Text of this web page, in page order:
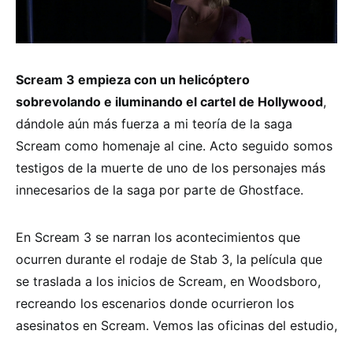
Scream 3 empieza con un helicóptero
sobrevolando e iluminando el cartel de Hollywood,
dándole aún más fuerza a mi teoría de la saga
Scream como homenaje al cine. Acto seguido somos
testigos de la muerte de uno de los personajes más
innecesarios de la saga por parte de Ghostface.
En Scream 3 se narran los acontecimientos que
ocurren durante el rodaje de Stab 3, la película que
se traslada a los inicios de Scream, en Woodsboro,
recreando los escenarios donde ocurrieron los
asesinatos en Scream. Vemos las oficinas del estudio,